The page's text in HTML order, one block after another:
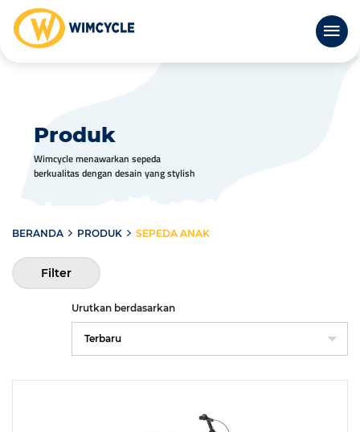
Produk
Wimcycle menawarkan sepeda
berkualitas dengan desain yang stylish
BERANDA PRODUK SEPEDA ANAK
Filter
Urutkan berdasarkan